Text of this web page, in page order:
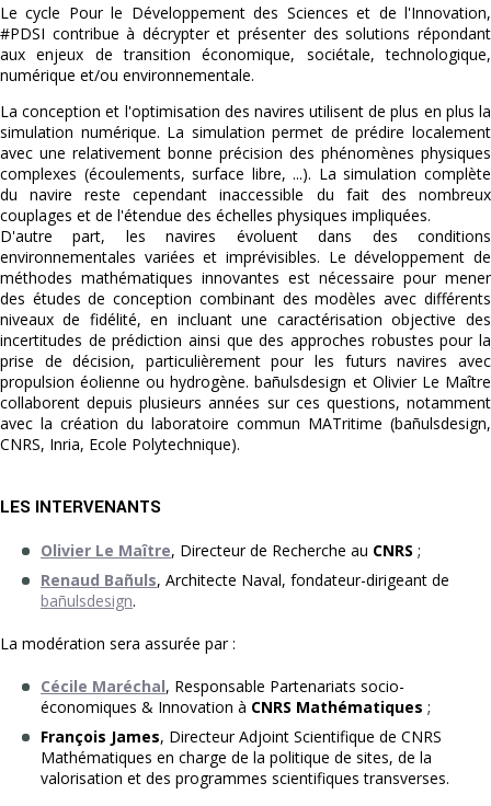
Le cycle Pour le Développement des Sciences et de l'Innovation,
#PDSI contribue à décrypter et présenter des solutions répondant
aux enjeux de transition économique, sociétale, technologique,
numérique et/ou environnementale.
La conception et l'optimisation des navires utilisent de plus en plus la
simulation numérique. La simulation permet de prédire localement
avec une relativement bonne précision des phénomènes physiques
complexes (écoulements, surface libre, ...). La simulation complète
du navire reste cependant inaccessible du fait des nombreux
couplages et de l'étendue des échelles physiques impliquées.
D'autre part, les navires évoluent dans des conditions
environnementales variées et imprévisibles. Le développement de
méthodes mathématiques innovantes est nécessaire pour mener
des études de conception combinant des modèles avec différents
niveaux de fidélité, en incluant une caractérisation objective des
incertitudes de prédiction ainsi que des approches robustes pour la
prise de décision, particulièrement pour les futurs navires avec
propulsion éolienne ou hydrogène. bañulsdesign et Olivier Le Maître
collaborent depuis plusieurs années sur ces questions, notamment
avec la création du laboratoire commun MATritime (bañulsdesign,
CNRS, Inria, Ecole Polytechnique).
LES INTERVENANTS
Olivier Le Maître, Directeur de Recherche au CNRS ;
Renaud Bañuls, Architecte Naval, fondateur-dirigeant de
bañulsdesign.
La modération sera assurée par :
Cécile Maréchal, Responsable Partenariats socio-
économiques & Innovation à CNRS Mathématiques ;
François James, Directeur Adjoint Scientifique de CNRS
Mathématiques en charge de la politique de sites, de la
valorisation et des programmes scientifiques transverses.